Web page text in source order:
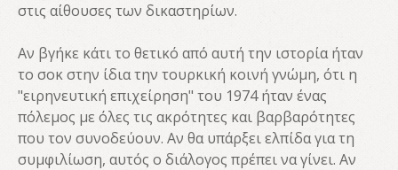
στις αίθουσες των δικαστηρίων.
Αν βγήκε κάτι το θετικό από αυτή την ιστορία ήταν
το σοκ στην ίδια την τουρκική κοινή γνώμη, ότι η
"ειρηνευτική επιχείρηση" του 1974 ήταν ένας
πόλεμος με όλες τις ακρότητες και βαρβαρότητες
που τον συνοδεύουν. Αν θα υπάρξει ελπίδα για τη
συμφιλίωση, αυτός ο διάλογος πρέπει να γίνει. Αν